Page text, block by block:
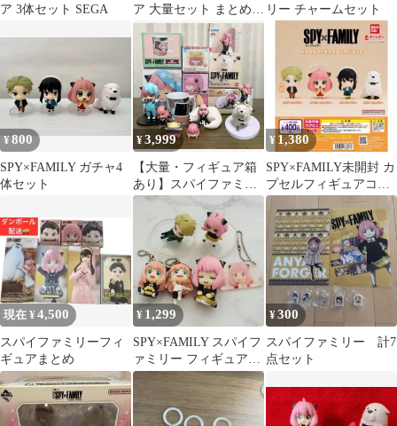
ア 3体セット SEGA
ア 大量セット まとめ売
り
リー チャームセット
¥800
SPY×FAMILY ガチャ4
体セット
¥3,999
【大量・フィギュア箱
あり】スパイファミリ
ー フィギュア＆グッズ
まとめ売りセット
¥ 1,380
SPY×FAMILY未開封 カ
プセルフィギュアコレ
クション2 コンプリー
ト
現在 ¥4,500
スパイファミリーフィ
ギュアまとめ
¥ 1,299
SPY×FAMILY スパイフ
ァミリー フィギュア・
キーホルダー 6点セッ
¥300
スパイファミリー 計7
点セット